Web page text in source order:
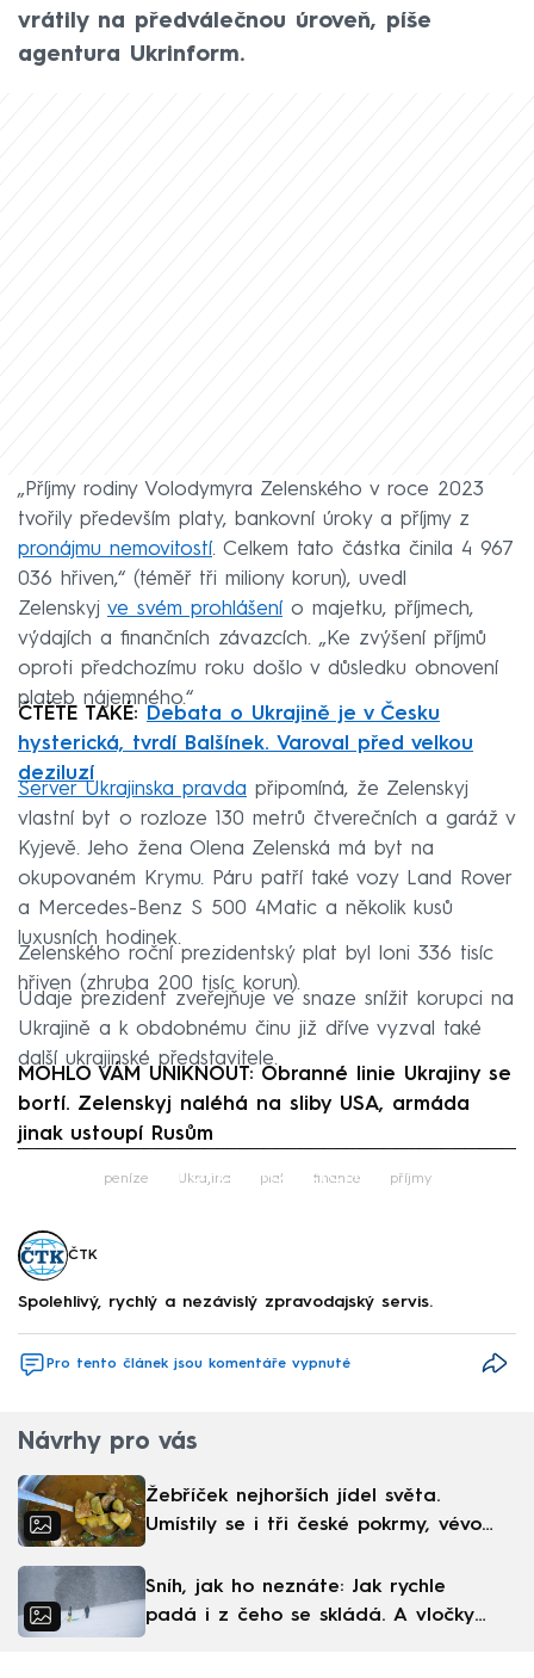
vrátily na předválečnou úroveň, píše
agentura Ukrinform.
„Příjmy rodiny Volodymyra Zelenského v roce 2023
tvořily především platy, bankovní úroky a příjmy z
pronájmu nemovitostí. Celkem tato částka činila 4 967
036 hřiven,“ (téměř tři miliony korun), uvedl
Zelenskyj ve svém prohlášení o majetku, příjmech,
výdajích a finančních závazcích. „Ke zvýšení příjmů
oproti předchozímu roku došlo v důsledku obnovení
plateb nájemného.“
ČTĚTE TAKÉ: Debata o Ukrajině je v Česku
hysterická, tvrdí Balšínek. Varoval před velkou
deziluzí
Server Ukrajinska pravda připomíná, že Zelenskyj
vlastní byt o rozloze 130 metrů čtverečních a garáž v
Kyjevě. Jeho žena Olena Zelenská má byt na
okupovaném Krymu. Páru patří také vozy Land Rover
a Mercedes-Benz S 500 4Matic a několik kusů
luxusních hodinek.
Zelenského roční prezidentský plat byl loni 336 tisíc
hřiven (zhruba 200 tisíc korun).
Údaje prezident zveřejňuje ve snaze snížit korupci na
Ukrajině a k obdobnému činu již dříve vyzval také
další ukrajinské představitele.
MOHLO VÁM UNIKNOUT: Obranné linie Ukrajiny se
bortí. Zelenskyj naléhá na sliby USA, armáda
jinak ustoupí Rusům
Failed to fetch
peníze Ukrajina plat finance příjmy
ČTK
Spolehlivý, rychlý a nezávislý zpravodajský servis.
Pro tento článek jsou komentáře vypnuté
Návrhy pro vás
Žebříček nejhorších jídel světa.
Umístily se i tři české pokrmy, vévodí
Sníh, jak ho neznáte: Jak rychle
padá i z čeho se skládá. A vločky